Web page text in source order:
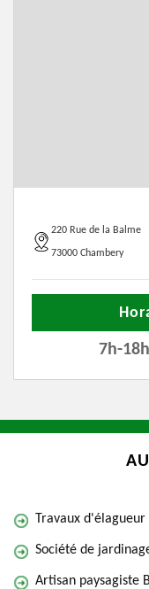
220 Rue de la Balme
73000 Chambery
7h-
Travaux
Société de
Artisan paysagiste